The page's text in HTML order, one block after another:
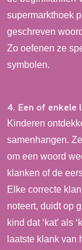
supermarkthoek
geschreven
Zo oefenen ze
symbolen.
4. Een of enkele
Kinderen
samenhangen.
om een woord
klanken of de
Elke correcte
noteert, duidt op
kind dat ‘kat’ als
laatste klank van